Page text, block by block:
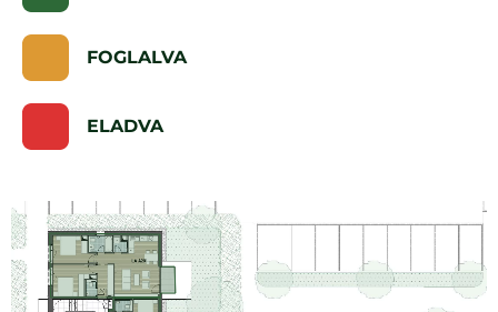
FOGLALVA
ELADVA